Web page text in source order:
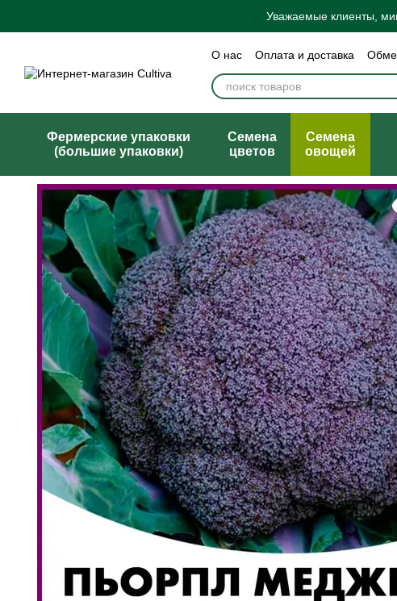
Уважаемые клиенты,
О нас Оплата и доставка
Бренды
Блог Политика
Договор публичной оферты
Фермерские упаковки
(большие упаковки)
Семена
цветов
Семена
овощей